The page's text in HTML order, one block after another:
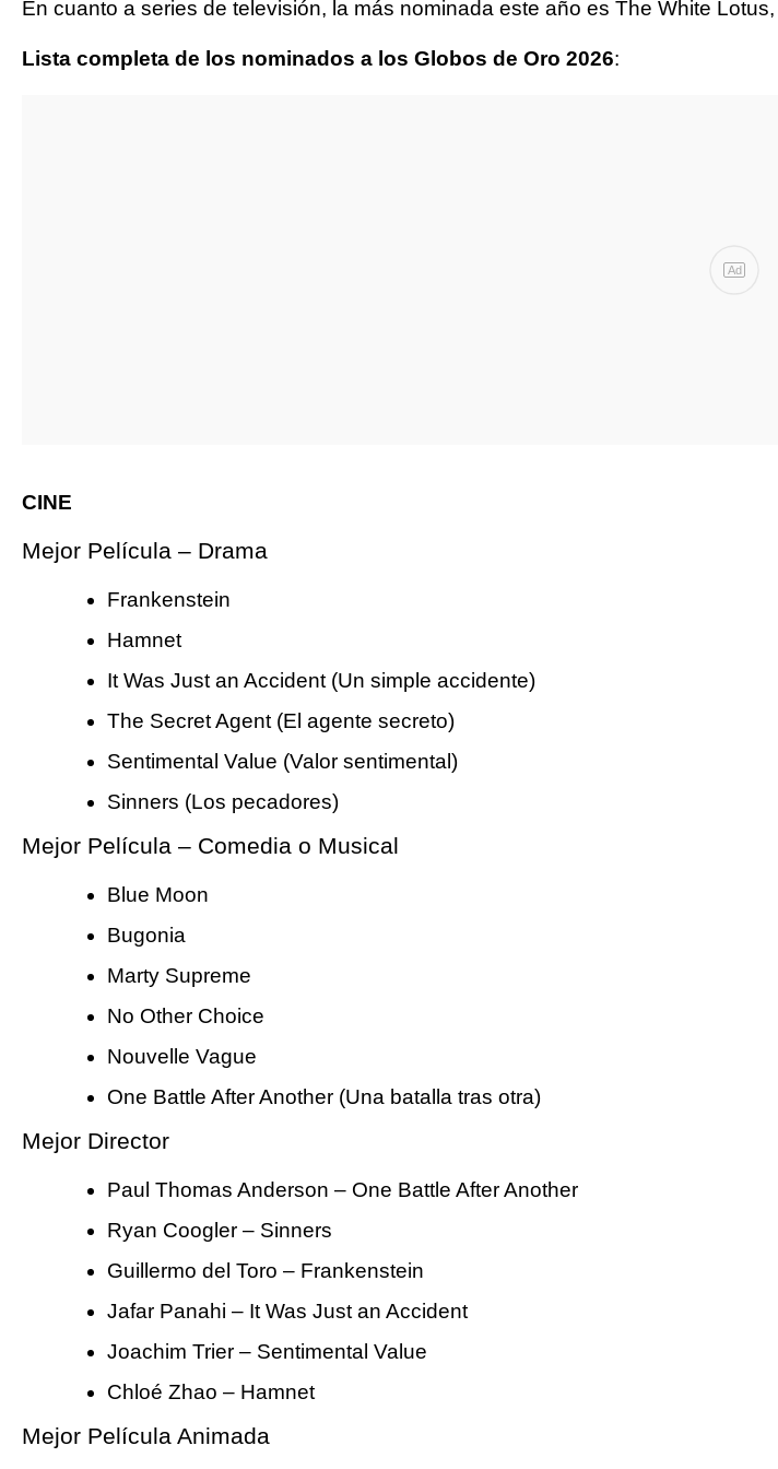
En cuanto a series de televisión, la más nominada este año es The White
Lista completa de los nominados a los Globos de Oro 2026:
Ad
CINE
Mejor Película – Drama
Frankenstein
Hamnet
It Was Just an Accident (Un simple accidente)
The Secret Agent (El agente secreto)
Sentimental Value (Valor sentimental)
Sinners (Los pecadores)
Mejor Película – Comedia o Musical
Blue Moon
Bugonia
Marty Supreme
No Other Choice
Nouvelle Vague
One Battle After Another (Una batalla tras otra)
Mejor Director
Paul Thomas Anderson – One Battle After Another
Ryan Coogler – Sinners
Guillermo del Toro – Frankenstein
Jafar Panahi – It Was Just an Accident
Joachim Trier – Sentimental Value
Chloé Zhao – Hamnet
Mejor Película Animada